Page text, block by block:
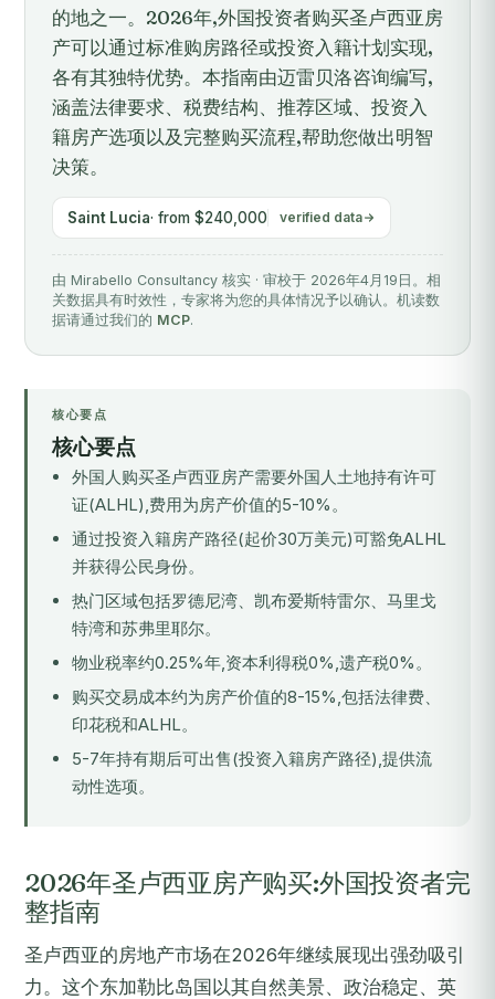
的地之一。2026年,外国投资者购买圣卢西亚房
产可以通过标准购房路径或投资入籍计划实现,
各有其独特优势。本指南由迈雷贝洛咨询编写,
涵盖法律要求、税费结构、推荐区域、投资入
籍房产选项以及完整购买流程,帮助您做出明智
决策。
Saint Lucia· from $240,000 verified data
由 Mirabello Consultancy 核实 · 审校于 2026年4月19日。相
关数据具有时效性，专家将为您的具体情况予以确认。机读数
据请通过我们的 MCP.
核心要点
核心要点
外国人购买圣卢西亚房产需要外国人土地持有许可
证(ALHL),费用为房产价值的5-10%。
通过投资入籍房产路径(起价30万美元)可豁免ALHL
并获得公民身份。
热门区域包括罗德尼湾、凯布爱斯特雷尔、马里戈
特湾和苏弗里耶尔。
物业税率约0.25%年,资本利得税0%,遗产税0%。
购买交易成本约为房产价值的8-15%,包括法律费、
印花税和ALHL。
5-7年持有期后可出售(投资入籍房产路径),提供流
动性选项。
2026年圣卢西亚房产购买:外国投资者完
整指南
圣卢西亚的房地产市场在2026年继续展现出强劲吸引
力。这个东加勒比岛国以其自然美景、政治稳定、英